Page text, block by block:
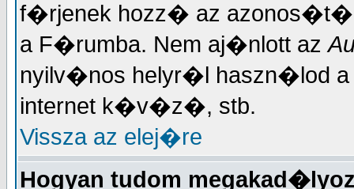
f�rjenek hozz� az
a F�rumba. Nem aj�nlott az
nyilv�nos helyr�l haszn�lod
internet k�v�z�, stb.
Vissza az elej�re
Hogyan tudom